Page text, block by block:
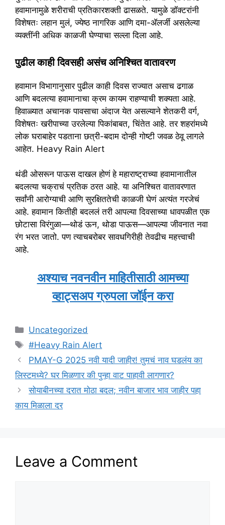
हवामानामुळे शरीराची प्रतिकारशक्ती ढासळते. यामुळे डॉक्टरांनी
विशेषतः लहान मुलं, ज्येष्ठ नागरिक आणि दमा-ॲलर्जी असलेल्या
व्यक्तींनी अधिक काळजी घेण्याचा सल्ला दिला आहे.
पुढील काही दिवसही असंच अनिश्चित वातावरण
हवामान विभागानुसार पुढील काही दिवस राज्यात असाच ढगाळ
आणि बदलत्या हवामानाचा क्रम कायम राहण्याची शक्यता आहे.
हिवाळ्यात अचानक पावसाचा अंदाज येत असल्याने शेतकरी वर्ग,
विशेषतः खरीपाच्या उरलेल्या पिकांबाबत, चिंतेत आहे. तर शहरांमध्ये
लोक घराबाहेर पडताना छत्री-बदाम दोन्ही गोष्टी जवळ ठेवू लागले
आहेत. Heavy Rain Alert
थंडी ओसरून पाऊस दाखल होणं हे महाराष्ट्राच्या हवामानातील
बदलत्या चक्राचं प्रतिक ठरत आहे. या अनिश्चित वातावरणात
सर्वांनी आरोग्याची आणि सुरक्षिततेची काळजी घेणं अत्यंत गरजेचं
आहे. हवामान कितीही बदललं तरी आपल्या दिवसाच्या धावपळीत एक
छोटासा विरंगुळा—थोडं ऊन, थोडा पाऊस—आपल्या जीवनात नवा
रंग भरत जातो. पण त्याचबरोबर सावधगिरीही तेवढीच महत्त्वाची
आहे.
अश्याच नवनवीन माहितीसाठी आमच्या
व्हाट्सअप ग्रुपला जॉईन करा
Categories
Uncategorized
Tags
#Heavy Rain Alert
PMAY-G 2025 नवी यादी जाहीर! तुमचं नाव घडलंय का
लिस्टमध्ये? घर मिळणार की पुन्हा वाट पाहावी लागणार?
सोयाबीनच्या दरात मोठा बदल; नवीन बाजार भाव जाहीर पहा
काय मिळाला दर
Leave a Comment